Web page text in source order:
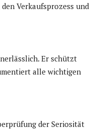
Verkaufsprozess und
Er schützt
alle wichtigen
der Seriosität